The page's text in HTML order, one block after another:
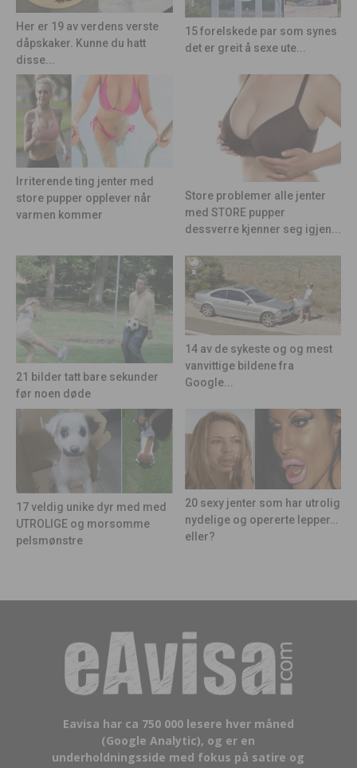
Her er 19 av verdens verste
dåpskaker. Kunne du hatt
disse...
15 forelskede par som synes
det er greit å sexe ute...
Irriterende ting jenter med
store pupper opplever når
varmen kommer
Store problemer alle jenter
med STORE pupper
dessverre kjenner seg igjen...
21 bilder tatt bare sekunder
før noen døde
14 av de sykeste og og mest
vanvittige bildene fra
Google...
17 veldig unike dyr med med
UTROLIGE og morsomme
pelsmønstre
20 sexy jenter som har utrolig
nydelige og opererte lepper…
eller?
Eavisa har ca 750 000 lesere hver måned
(Google Analytic), og er en
underholdningsside med fokus på satire og